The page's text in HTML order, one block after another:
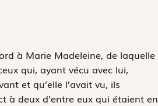
à Marie Madeleine, de laquelle
qui, ayant vécu avec lui,
et qu’elle l’avait vu, ils
à deux d’entre eux qui étaient en